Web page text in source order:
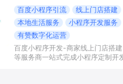
百度小程序引流
线上门店搭建
本地生活服务
小程序开发服务
有赞数字化运营
百度小程序开发-商家线上门店搭
等服务商一站式完成小程序定制开